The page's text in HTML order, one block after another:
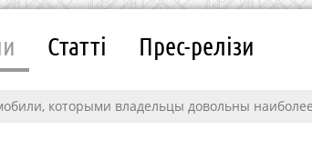
Статті Прес-релізи
которыми владельцы довольны наиболее